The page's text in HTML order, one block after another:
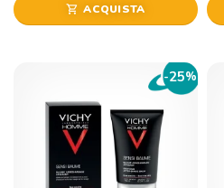
shopping_cart ACQUISTA
-25%